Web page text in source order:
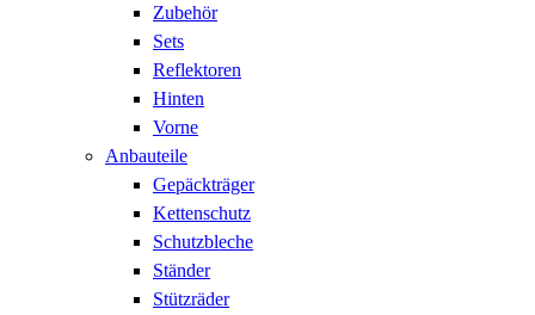
Zubehör
Sets
Reflektoren
Hinten
Vorne
Anbauteile
Gepäckträger
Kettenschutz
Schutzbleche
Ständer
Stützräder